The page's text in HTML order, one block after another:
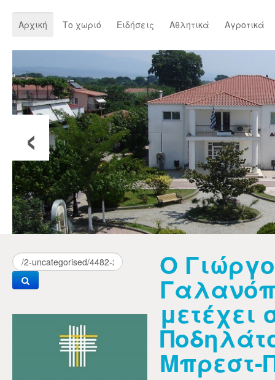
Αρχική Το χωριό Ειδήσεις Αθλητικά Αγροτικά
‹
Ο
μετέχει
Μπρεστ-